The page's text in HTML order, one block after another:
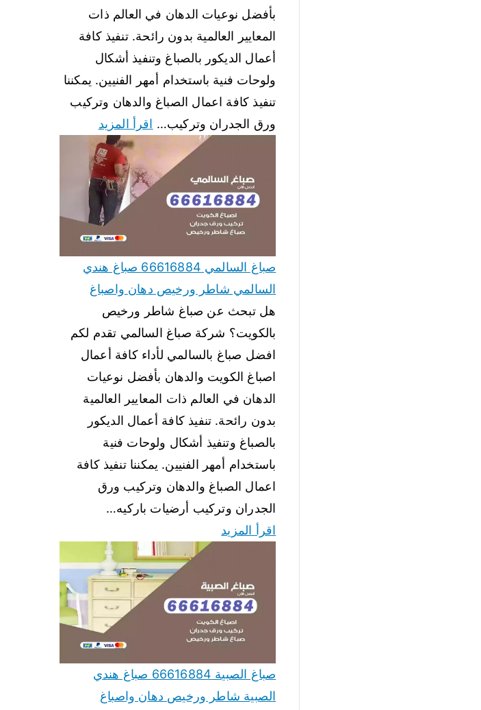
بأفضل نوعيات الدهان في العالم ذات
المعايير العالمية بدون رائحة. تنفيذ كافة
أعمال الديكور بالصباغ وتنفيذ أشكال
ولوحات فنية باستخدام أمهر الفنيين. يمكننا
تنفيذ كافة اعمال الصباغ والدهان وتركيب
ورق الجدران وتركيب… اقرأ المزيد
صباغ السالمي 66616884 صباغ هندي
السالمي شاطر ورخيص دهان واصباغ
هل تبحث عن صباغ شاطر ورخيص
بالكويت؟ شركة صباغ السالمي تقدم لكم
افضل صباغ بالسالمي لأداء كافة أعمال
اصباغ الكويت والدهان بأفضل نوعيات
الدهان في العالم ذات المعايير العالمية
بدون رائحة. تنفيذ كافة أعمال الديكور
بالصباغ وتنفيذ أشكال ولوحات فنية
باستخدام أمهر الفنيين. يمكننا تنفيذ كافة
اعمال الصباغ والدهان وتركيب ورق
الجدران وتركيب أرضيات باركيه…
اقرأ المزيد
صباغ الصبية 66616884 صباغ هندي
الصبية شاطر ورخيص دهان واصباغ